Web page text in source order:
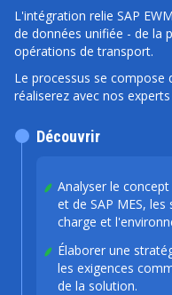
L'intégration relie SAP
de données unifiée - de la
opérations de transport.
Le processus se compose
réaliserez avec nos experts
Analyser le
et de SAP MES,
charge et
Élaborer une
les exigences
de la solution.
Découvrir